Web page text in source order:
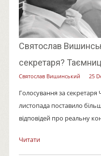
Святослав
секретаря?
Святослав Вишинський 25
Голосування за секретаря
листопада поставило
відповідей про реальну
Читати